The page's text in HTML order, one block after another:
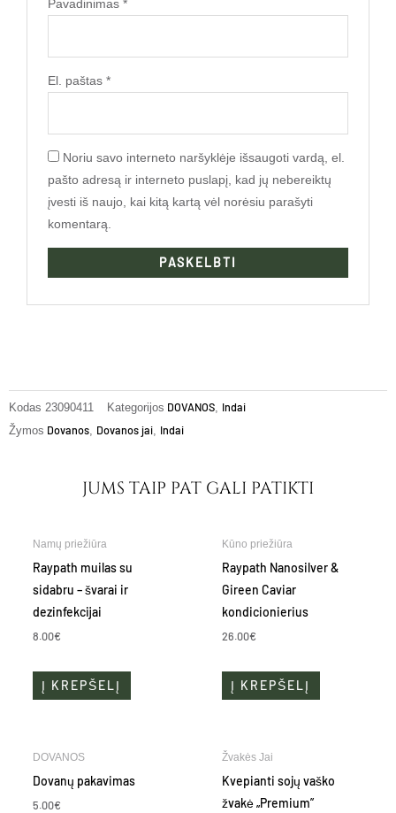
Pavadinimas*
El. paštas*
Noriu savo interneto naršyklėje išsaugoti vardą, el.
pašto adresą ir interneto puslapį, kad jų nebereiktų
įvesti iš naujo, kai kitą kartą vėl norėsiu parašyti
komentarą.
Kodas 23090411 Kategorijos DOVANOS, Indai
Žymos Dovanos, Dovanos jai, Indai
JUMS TAIP PAT GALI PATIKTI
Namų priežiūra
Raypath muilas su
sidabru – švarai ir
dezinfekcijai
8.00€
Į KREPŠELĮ
Kūno priežiūra
Raypath Nanosilver &
Gireen Caviar
kondicionierius
26.00€
Į KREPŠELĮ
DOVANOS
Dovanų pakavimas
5.00€
Žvakės Jai
Kvepianti sojų vaško
žvakė „Premium”